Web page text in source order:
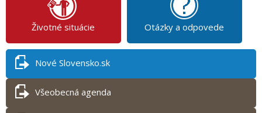
Životné situácie Otázky a odpovede
Nové Slovensko.sk
Všeobecná agenda